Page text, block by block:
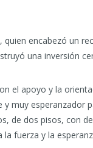
encabezó un
una inversión
el apoyo y la
muy
de dos pisos, con
fuerza y la